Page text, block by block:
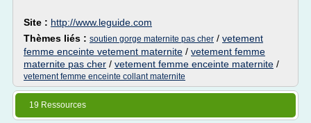
Site : http://www.leguide.com
Thèmes liés : soutien gorge maternite pas cher / vetement
femme enceinte vetement maternite / vetement femme
maternite pas cher / vetement femme enceinte maternite /
vetement femme enceinte collant maternite
19 Ressources